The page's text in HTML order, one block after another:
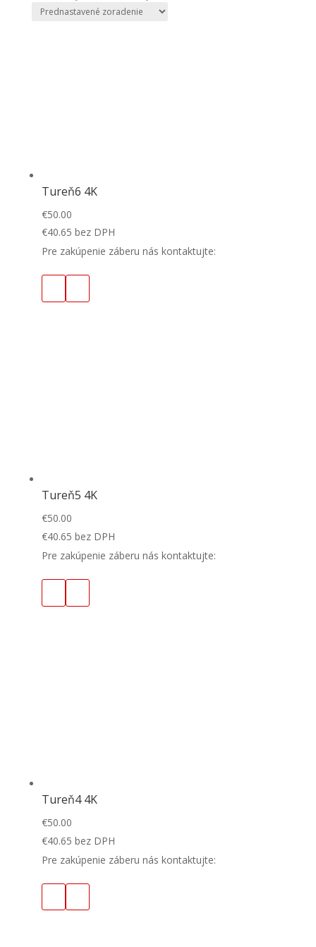
Tureň6 4K
€50.00
€40.65 bez DPH
Pre zakúpenie záberu nás kontaktujte:
Tureň5 4K
€50.00
€40.65 bez DPH
Pre zakúpenie záberu nás kontaktujte:
Tureň4 4K
€50.00
€40.65 bez DPH
Pre zakúpenie záberu nás kontaktujte: